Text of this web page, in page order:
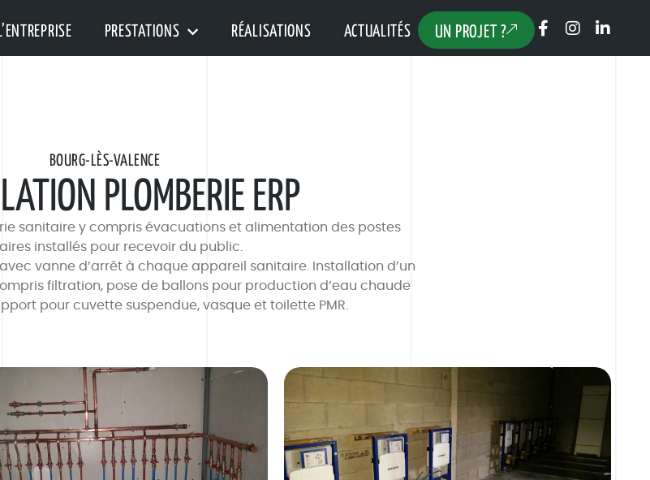
PRESTATIONS RÉALISATIONS ACTUALITÉS UN PROJET ?
BOURG-LÈS-VALENCE
PLOMBERIE ERP
sanitaire y compris évacuations et alimentation des postes
installés pour recevoir du public.
vanne d’arrêt à chaque appareil sanitaire. Installation d’un
filtration, pose de ballons pour production d’eau chaude
pour cuvette suspendue, vasque et toilette PMR.